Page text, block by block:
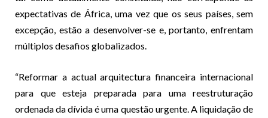
expectativas de África, uma vez que os seus países, sem
excepção, estão a desenvolver-se e, portanto, enfrentam
múltiplos desafios globalizados.
“Reformar a actual arquitectura financeira internacional
para que esteja preparada para uma reestruturação
ordenada da dívida é uma questão urgente. A liquidação de